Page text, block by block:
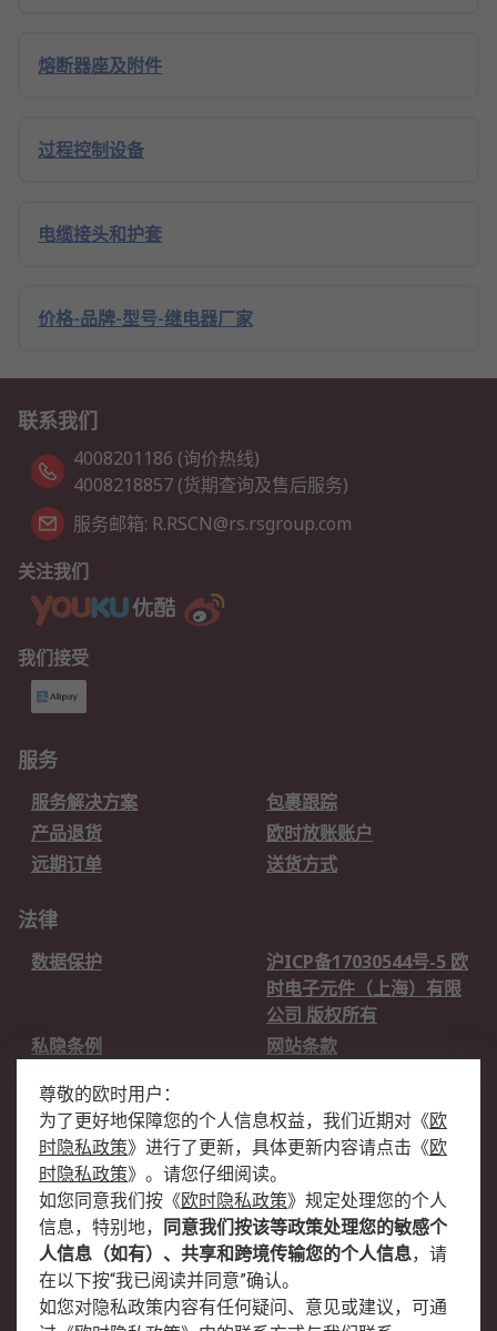
熔断器座及附件
过程控制设备
电缆接头和护套
价格-品牌-型号-继电器厂家
联系我们
4008201186 (询价热线)
4008218857 (货期查询及售后服务)
服务邮箱: R.RSCN@rs.rsgroup.com
关注我们
我们接受
服务
服务解决方案
包裹跟踪
产品退货
欧时放账账户
远期订单
送货方式
法律
数据保护
沪ICP备17030544号-5 欧
时电子元件（上海）有限
公司 版权所有
私隐条例
网站条款
关于欧时
欧时销售条款
账户和付款
企业集团
全球办事处
关于我们
新闻中心
加入我们
尊敬的欧时用户：
为了更好地保障您的个人信息权益，我们近期对 《欧
时隐私政策》 进行了更新，具体更新内容请点击 《欧
时隐私政策》 。请您仔细阅读。
如您同意我们按 《欧时隐私政策》 规定处理您的个人
信息，特别地，
同意我们按该等政策处理您的敏感个
人信息（如有）、共享和跨境传输您的个人信息，请
在以下按“我已阅读并同意”确认。
如您对隐私政策内容有任何疑问、意见或建议，可通